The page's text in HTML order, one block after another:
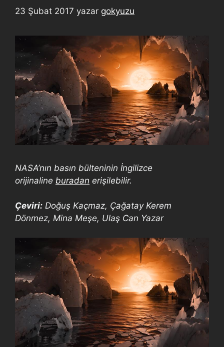
23 Şubat 2017 yazar gokyuzu
NASA’nın basın bülteninin İngilizce
orijinaline buradan erişilebilir.
Çeviri: Doğuş Kaçmaz, Çağatay Kerem
Dönmez, Mina Meşe, Ulaş Can Yazar